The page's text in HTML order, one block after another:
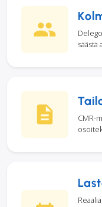
säästä
CMR-